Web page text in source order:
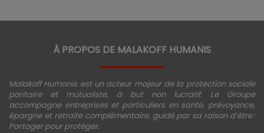
À PROPOS DE MALAKOFF HUMANIS
Malakoff Humanis est un acteur majeur de la protection sociale
paritaire et mutualiste, à but non lucratif. Le Groupe
accompagne entreprises et particuliers en santé, prévoyance,
épargne et retraite complémentaire, guidé par sa raison d’être :
Partager pour protéger.